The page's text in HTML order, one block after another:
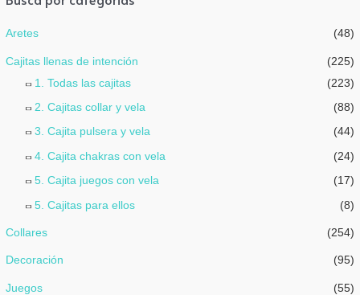
d
d
5
Aretes (48)
Cajitas llenas de intención
(225)
1. Todas las cajitas
(223)
2. Cajitas collar y vela (88)
3. Cajita pulsera y vela (44)
4. Cajita chakras con vela (24)
5. Cajita juegos con vela (17)
5. Cajitas para ellos (8)
Collares (254)
Decoración (95)
Juegos (55)